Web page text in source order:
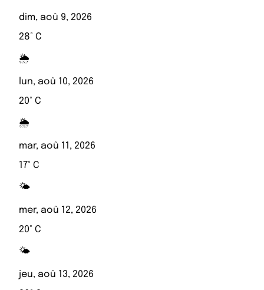
dim, aoû 9, 2026
28° C
🌦️
lun, aoû 10, 2026
20° C
🌦️
mar, aoû 11, 2026
17° C
🌤️
mer, aoû 12, 2026
20° C
🌤️
jeu, aoû 13, 2026